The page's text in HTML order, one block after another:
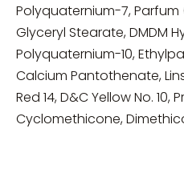
Polyquaternium-7, Parfum
Glyceryl Stearate, DMDM
Polyquaternium-10,
Calcium Pantothenate,
Red 14, D&C Yellow No.
Cyclomethicone,